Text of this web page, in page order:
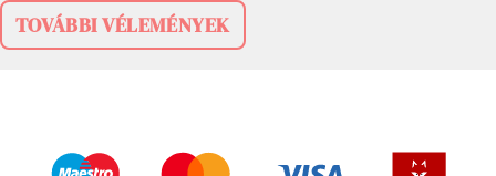
TOVÁBBI VÉLEMÉNYEK